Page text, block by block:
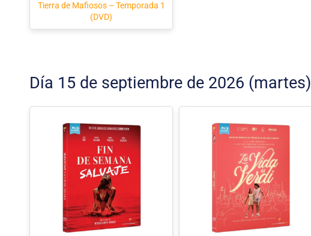
Tierra de Mafiosos – Temporada 1
(DVD)
Día 15 de septiembre de 2026 (martes)